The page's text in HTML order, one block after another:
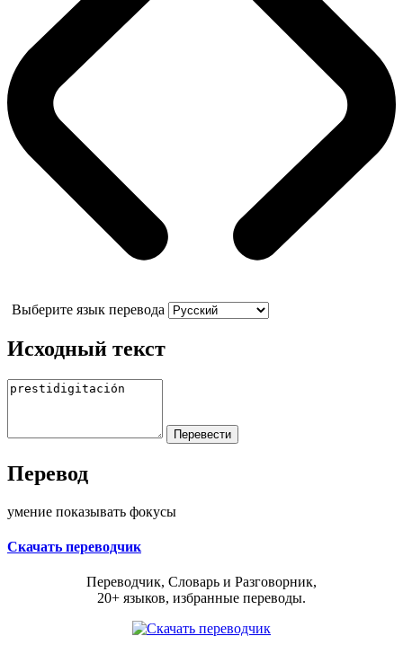
Выберите язык перевода
Исходный текст
Перевод
умение показывать фокусы
Скачать переводчик
Переводчик, Словарь и Разговорник,
20+ языков, избранные переводы.